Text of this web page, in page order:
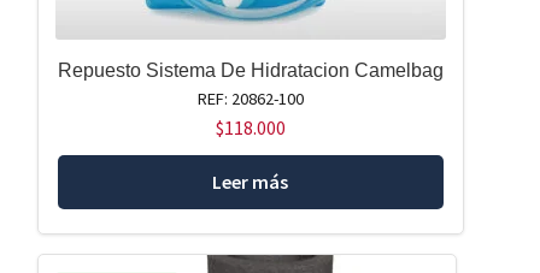
Repuesto Sistema De Hidratacion Camelbag
REF: 20862-100
$118.000
Leer más